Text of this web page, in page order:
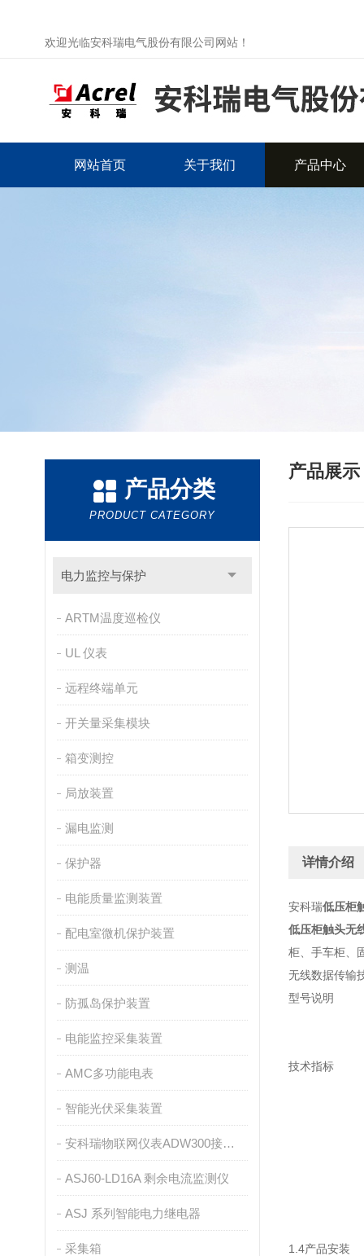
欢迎光临安科瑞电气股份有限公司网站！
网站首页 关于我们 产品中心
产品分类
PRODUCT CATEGORY
电力监控与保护
ARTM温度巡检仪
UL 仪表
远程终端单元
开关量采集模块
箱变测控
局放装置
漏电监测
保护器
电能质量监测装置
配电室微机保护装置
测温
防孤岛保护装置
电能监控采集装置
AMC多功能电表
智能光伏采集装置
安科瑞物联网仪表ADW300接入ONENET平台介绍
ASJ60-LD16A 剩余电流监测仪
ASJ 系列智能电力继电器
采集箱
产品展示
详情介绍
安科瑞低压柜
低压柜触头无
柜、手车柜、
无线数据传输
型号说明
技术指标
1.4产品安装